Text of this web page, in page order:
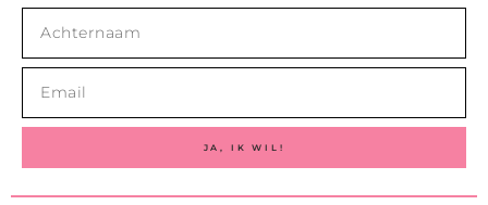
JA, IK WIL!